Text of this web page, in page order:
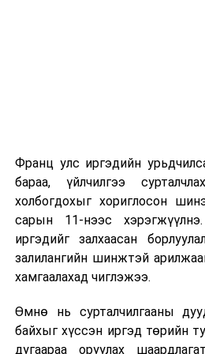
2026 оны 9 дүгээр
дотуур байранд оруулж
Сургууль, цэцэрлэгийн
зохицуулалт
2026 оны 8 дугаар
байранд элсэлт,
арга хэмжээ зохион
Франц улс иргэдийн
бараа, үйлчилгээ
холбогдохыг хориглосон
сарын 11-нээс
иргэдийг залхаасан
залилангийн шинжтэй
хамгаалахад чиглэжээ.
Өмнө нь сурталчилгааны
байхыг хүссэн иргэд төрийн
дугаараа оруулах